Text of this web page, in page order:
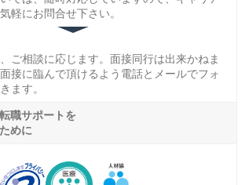
軽にお問合せ下さい。
ご相談に応じます。面接同行は出来かねま
接に臨んで頂けるよう電話とメールでフォ
ます。
職サポートを
めに